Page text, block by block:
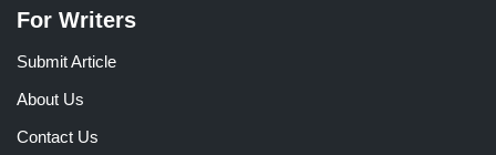
For Writers
Submit Article
About Us
Contact Us